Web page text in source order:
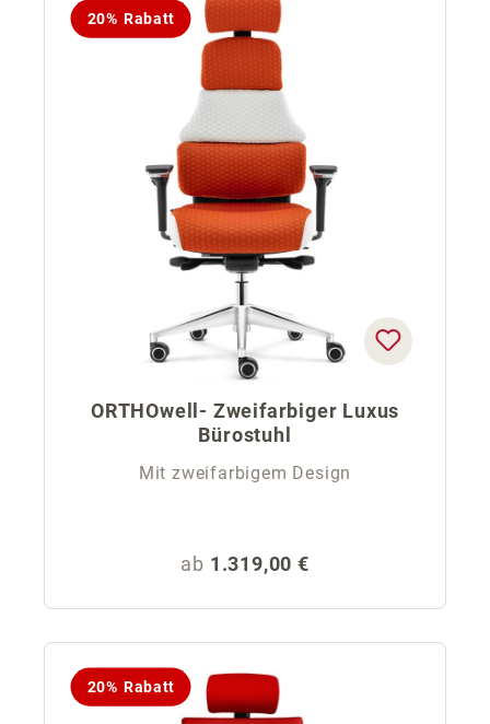
20% Rabatt
ORTHOwell- Zweifarbiger Luxus
Bürostuhl
Mit zweifarbigem Design
Regulärer Preis:
ab 1.319,00 €
20% Rabatt